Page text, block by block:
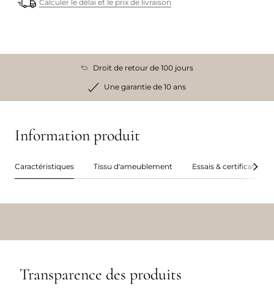
Calculer le délai et le prix de livraison
Droit de retour de 100 jours
Une garantie de 10 ans
Information produit
Caractéristiques Tissu d'ameublement Essais & certifications
Transparence des produits